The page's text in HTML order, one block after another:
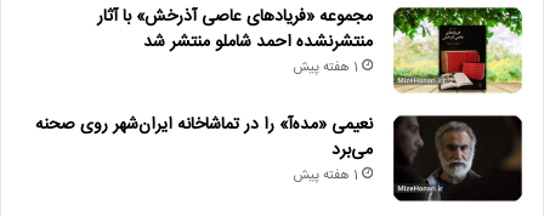
مجموعه «فریادهای عاصی آذرخش» با آثار
منتشرنشده احمد شاملو منتشر شد
1 هفته پیش
نعیمی «مده‌آ» را در تماشاخانه ایران‌شهر روی صحنه
می‌برد
1 هفته پیش